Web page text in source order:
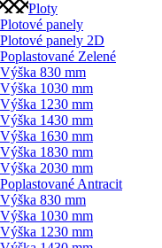
Ploty
Plotové panely
Plotové panely 2D
Poplastované Zelené
Výška 830 mm
Výška 1030 mm
Výška 1230 mm
Výška 1430 mm
Výška 1630 mm
Výška 1830 mm
Výška 2030 mm
Poplastované Antracit
Výška 830 mm
Výška 1030 mm
Výška 1230 mm